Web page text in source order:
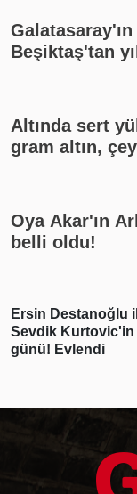
Beşiktaş'tan
Altında sert yükseliş! 6
gram altın,
Oya Akar'ın
belli oldu!
Ersin Destanoğlu
Sevdik Kurtovic'in
günü! Evlendi